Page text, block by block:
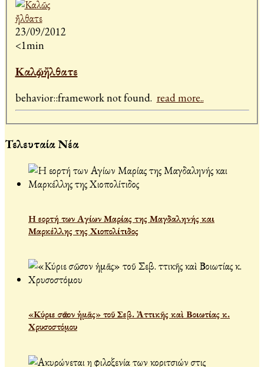
23/09/2012
<1min
Καλῶς ἤλθατε
behavior::framework not found. read more..
Τελευταία Νέα
Η εορτή των Αγίων Μαρίας της Μαγδαληνής και
Μαρκέλλης της Χιοπολίτιδος
«Κύριε σῶσον ἡμᾶς» τοῦ Σεβ. Ἀττικῆς καὶ Βοιωτίας κ.
Χρυσοστόμου